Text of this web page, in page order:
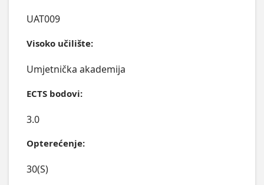
UAT009
Visoko učilište:
Umjetnička akademija
ECTS bodovi:
3.0
Opterećenje:
30(S)